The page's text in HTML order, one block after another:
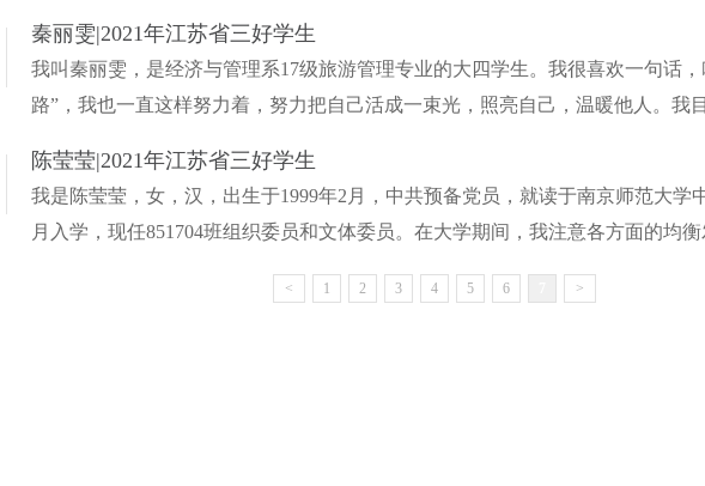
秦丽雯|2021年江苏省三好学生
我叫秦丽雯，是经济与管理系17级旅游管理专业的大四学生。我很喜欢一句话
路”，我也一直这样努力着，努力把自己活成一束光，照亮自己，温暖他人。我
陈莹莹|2021年江苏省三好学生
我是陈莹莹，女，汉，出生于1999年2月，中共预备党员，就读于南京师范大学
月入学，现任851704班组织委员和文体委员。在大学期间，我注意各方面的均
< 1 2 3 4 5 6 >